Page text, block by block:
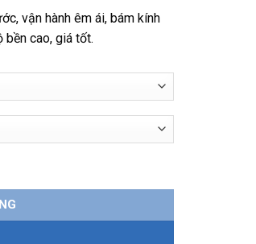
vận hành êm ái, bám kính
cao, giá tốt.